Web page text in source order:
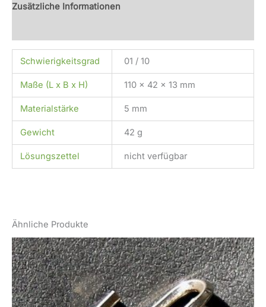
Zusätzliche Informationen
Schwierigkeitsgrad 01 / 10
Maße (L x B x H) 110 x 42 x 13 mm
Materialstärke 5 mm
Gewicht 42 g
Lösungszettel nicht verfügbar
Ähnliche Produkte